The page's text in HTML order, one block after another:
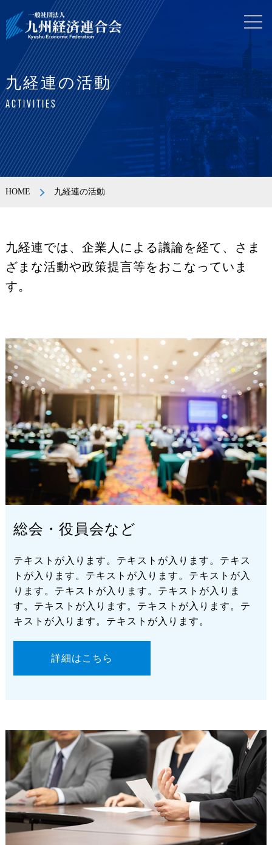
九経連の活動
ACTIVITIES
HOME 九経連の活動
九経連では、企業人による議論を経て、さま
ざまな活動や政策提言等をおこなっていま
す。
総会・役員会など
テキストが入ります。テキストが入ります。テキス
トが入ります。テキストが入ります。テキストが入
ります。テキストが入ります。テキストが入りま
す。テキストが入ります。テキストが入ります。テ
キストが入ります。テキストが入ります。
詳細はこちら